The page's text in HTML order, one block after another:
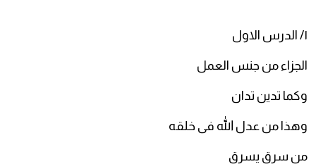
١/ الدرس الاول
الجزاء من جنس العمل
وكما تدين تدان
وهذا من عدل الله فى خلقه
من سرق يسرق